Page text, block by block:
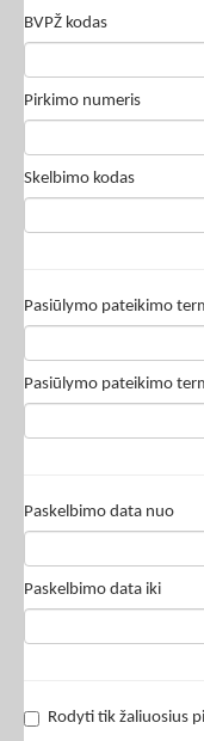
BVPŽ kodas
Pirkimo numeris
Skelbimo kodas
Pasiūlymo pateikimo
Pasiūlymo pateikimo
Paskelbimo data nuo
Paskelbimo data iki
Rodyti tik žaliuosius